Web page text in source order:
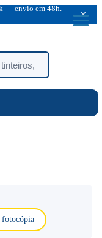
— envio em 48h.
×
fotocópia